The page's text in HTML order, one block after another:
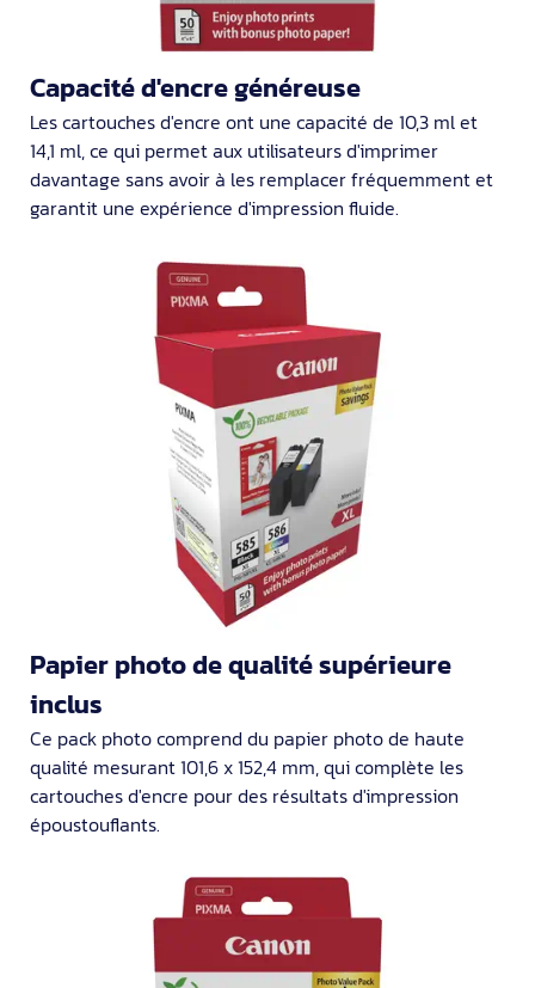
Capacité d'encre généreuse
Les cartouches d'encre ont une capacité de 10,3 ml et
14,1 ml, ce qui permet aux utilisateurs d'imprimer
davantage sans avoir à les remplacer fréquemment et
garantit une expérience d'impression fluide.
Papier photo de qualité supérieure
inclus
Ce pack photo comprend du papier photo de haute
qualité mesurant 101,6 x 152,4 mm, qui complète les
cartouches d'encre pour des résultats d'impression
époustouflants.